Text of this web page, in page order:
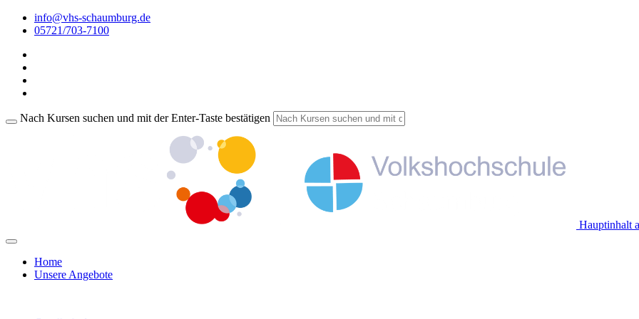
info@vhs-schaumburg.de
05721/703-7100
Nach Kursen suchen und mit der Enter-Taste bestätigen
Hauptinhalt
Home
Unsere Angebote